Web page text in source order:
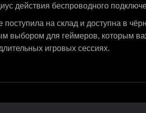
действия беспроводного
поступила на склад и доступна в
выбором для геймеров, которым
игровых сессиях.